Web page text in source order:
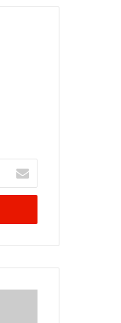
ایمیل
خود
وارد